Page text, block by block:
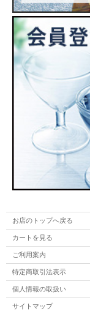
お店のトップへ戻る
カートを見る
ご利用案内
特定商取引法表示
個人情報の取扱い
サイトマップ